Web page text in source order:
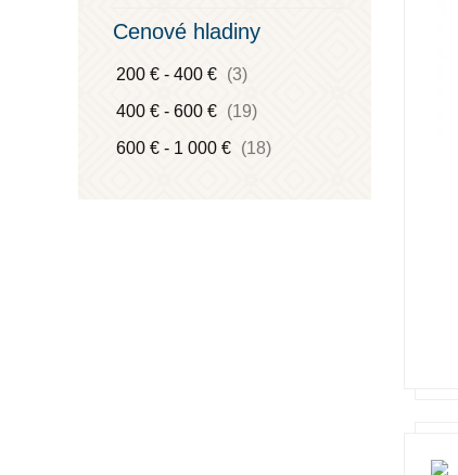
Cenové hladiny
200 € - 400 € (3)
400 € - 600 € (19)
600 € - 1 000 € (18)